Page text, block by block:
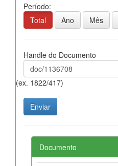
Período:
Total
Ano Mês
Handle do Documento
(ex. 1822/417)
Documento